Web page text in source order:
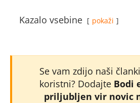
Kazalo vsebine pokaži
Se vam zdijo naši
koristni? Dodajte Bodi
priljubljen vir novic